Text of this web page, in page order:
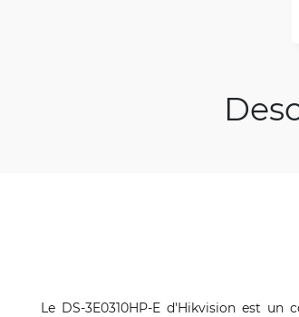
Le DS-3E0310HP-E d'Hikvision est